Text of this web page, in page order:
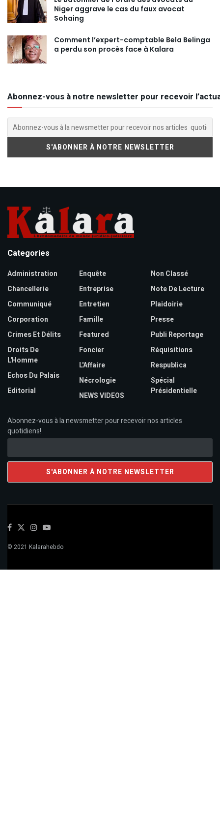
Niger aggrave le cas du faux avocat
Sohaing
Comment l’expert-comptable Bela Belinga
a perdu son procès face à Kalara
Abonnez-vous à notre newsletter pour recevoir
Categories
Administration
Chancellerie
Communiqué
Corporation
Crimes Et Délits
Droits De
L'Homme
Echos Du Palais
Editorial
Enquête
Entreprise
Entretien
Famille
Featured
Foncier
L'Affaire
Nécrologie
NEWS VIDEOS
Non Classé
Note De Lecture
Plaidoirie
Presse
Publi Reportage
Réquisitions
Respublica
Spécial
Présidentielle
Abonnez-vous à la newsmetter pour recevoir nos articles
quotidiens!
© 2021 Kalarahebdo